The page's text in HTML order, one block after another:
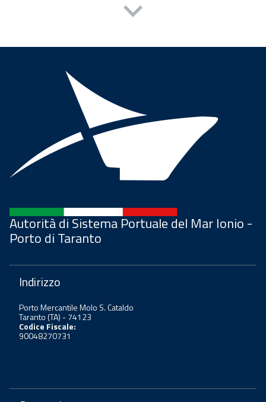
Autorità di Sistema Portuale del Mar Ionio -
Porto di Taranto
Indirizzo
Porto Mercantile Molo S. Cataldo
Taranto (TA) - 74123
Codice Fiscale:
90048270731